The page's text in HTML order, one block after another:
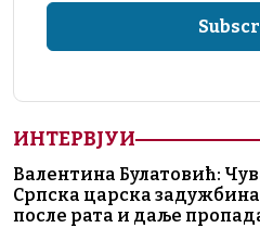
ИНТЕРВЈУИ
Валентина Булатовић:
Српска царска задужбина
после рата и даље